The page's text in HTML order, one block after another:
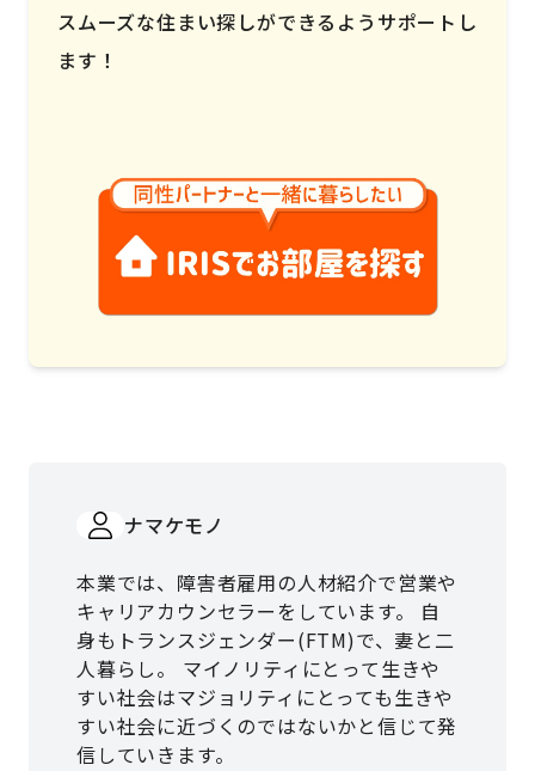
スムーズな住まい探しができるようサポートし
ます！
ナマケモノ
本業では、障害者雇用の人材紹介で営業や
キャリアカウンセラーをしています。 自
身もトランスジェンダー(FTM)で、妻と二
人暮らし。 マイノリティにとって生きや
すい社会はマジョリティにとっても生きや
すい社会に近づくのではないかと信じて発
信していきます。